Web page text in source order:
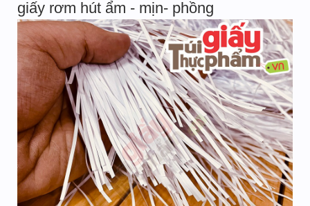
giấy rơm hút ẩm - mịn- phồng